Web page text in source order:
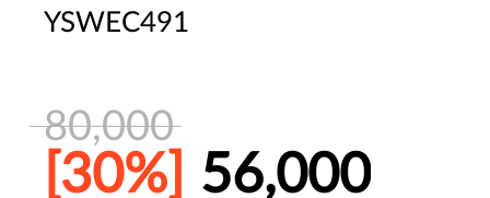
YSWEC491
80,000
[30%] 56,000